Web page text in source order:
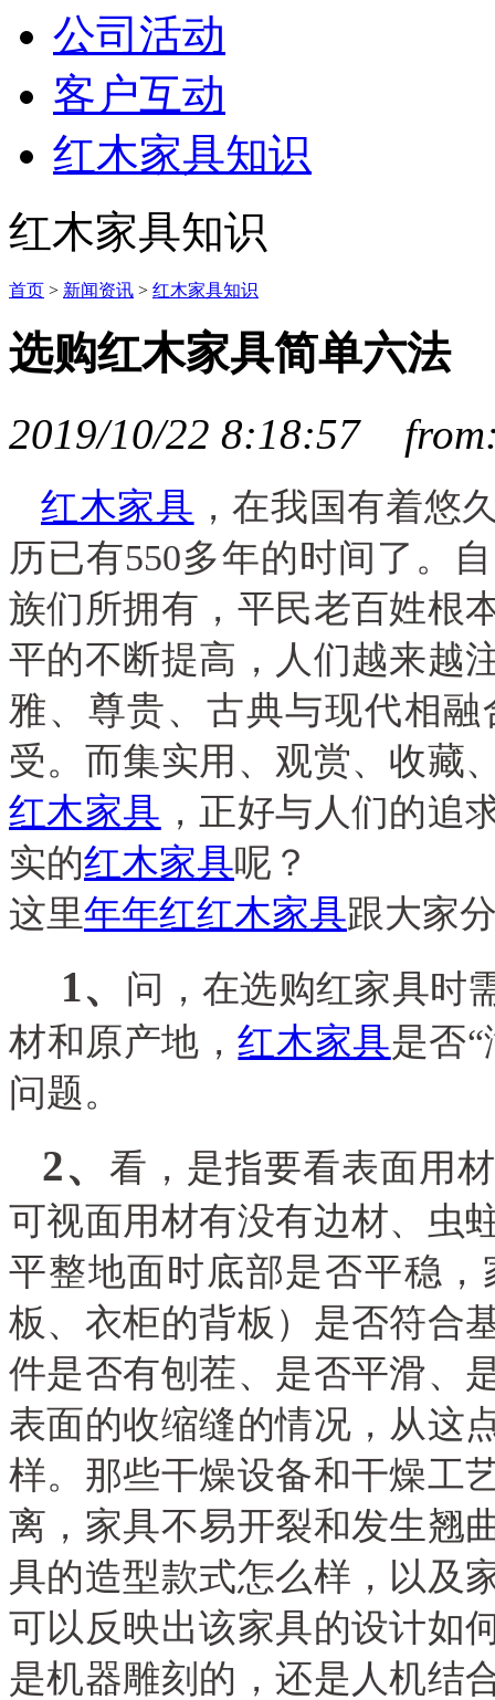
公司活动
客户互动
红木家具知识
红木家具知识
首页 > 新闻资讯 > 红木家具知识
选购红木家具简单六法
2019/10/22 8:18:57
红木家具 ，在我国有着悠
历已有550多年的时间了。
族们所拥有，平民老百姓根
平的不断提高，人们越来越
雅、尊贵、古典与现代相
受。而集实用、观赏、收藏
红木家具 ，正好与人们的追
实的红木家具呢？
这里年年红红木家具跟大家
1、
问，在选购红家具时
材和原产地，红木家具是否
问题。
2、 看，是指要看表面用
可视面用材有没有边材、虫
平整地面时底部是否平稳
板、衣柜的背板）是否符合
件是否有刨茬、是否平滑、
表面的收缩缝的情况，从这
样。那些干燥设备和干燥工
离，家具不易开裂和发生翘
具的造型款式怎么样，以及
可以反映出该家具的设计如
是机器雕刻的，还是人机结